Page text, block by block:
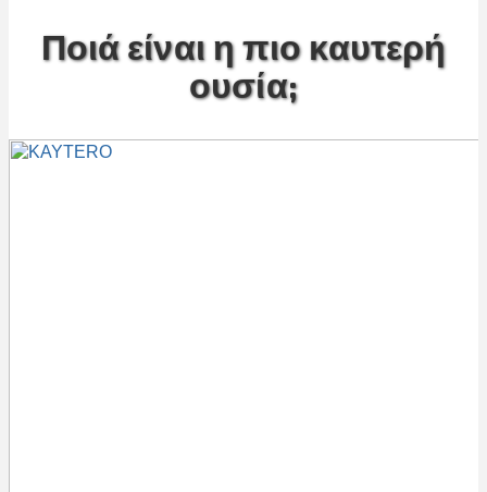
Ποιά είναι η πιο καυτερή
ουσία;